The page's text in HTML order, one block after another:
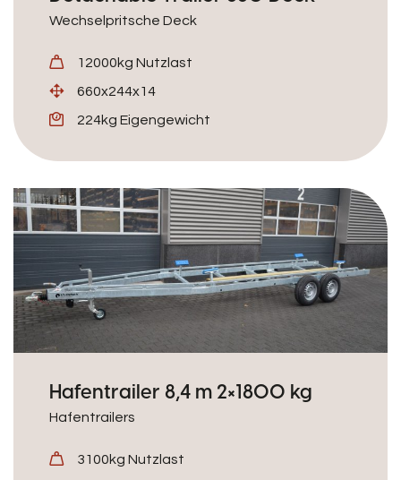
Wechselpritsche Deck
12000kg Nutzlast
660x244x14
224kg Eigengewicht
Hafentrailer 8,4 m 2×1800 kg
Hafentrailers
3100kg Nutzlast